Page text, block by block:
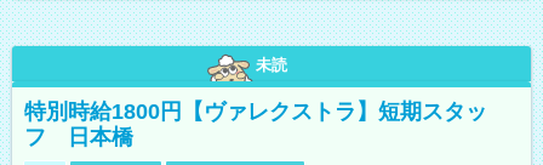
未読
特別時給1800円【ヴァレクストラ】短期スタッ
フ 日本橋